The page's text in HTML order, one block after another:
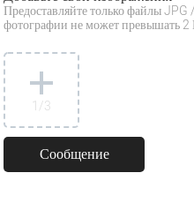
Предоставляйте только файлы
фотографии не может превышать
1/3